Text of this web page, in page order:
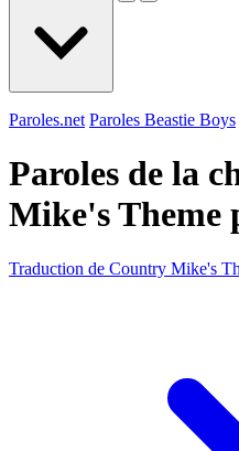
Paroles.net Paroles Beastie Boys
Paroles de la
Mike's Theme
Traduction de Country Mike's